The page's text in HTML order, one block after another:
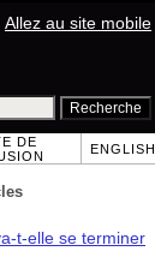
Allez au site mobile
DE
ENGLISH
t-elle se terminer